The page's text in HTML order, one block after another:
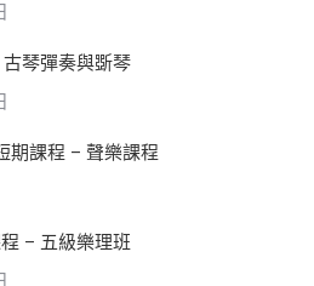
琴彈奏與斲琴
期課程 – 聲樂課程
– 五級樂理班